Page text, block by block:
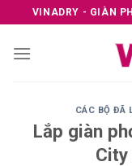
to
content
VINADRY - GIÀN
CÁC BỘ ĐÃ
Lắp giàn
City